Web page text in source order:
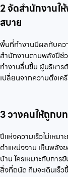
2 จัดสำนักงานใ
สบาย
พื้นที่ทำงานมีผลกับคว
สำนักงานตามพลังปีช่
ทำงานลื่นขึ้น ผู้บริหาร
เปลี่ยนจากความตึงเ
3 วางคนให้ถูกบ
ปีแห่งความเร็วไม่เหม
ตำแหน่งงาน เห็นพลัง
บ้าน ใครเหมาะกับการ
สิ่งที่ถนัด ทีมจะเดินเร็ว